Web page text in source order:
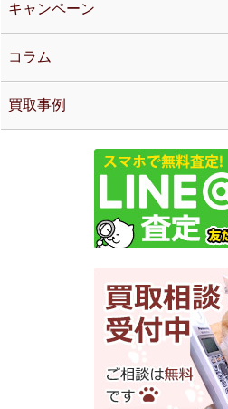
キャンペーン
コラム
買取事例